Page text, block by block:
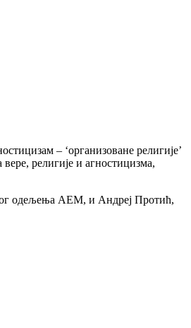
– ‘организоване религије’
религије и агностицизма,
одељења АЕМ, и Андреј Протић,